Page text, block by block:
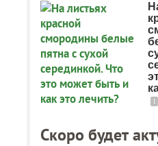
1
Скоро будет